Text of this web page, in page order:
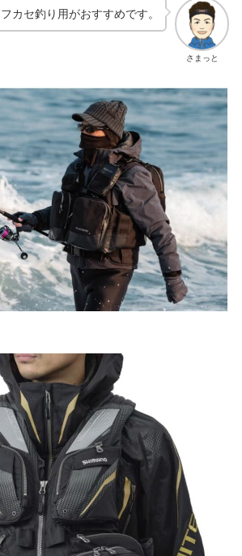
さまっと
カセ釣り用がおすすめです。